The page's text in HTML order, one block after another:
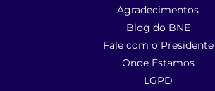
Agradecimentos
Blog do BNE
Fale com o Presidente
Onde Estamos
LGPD